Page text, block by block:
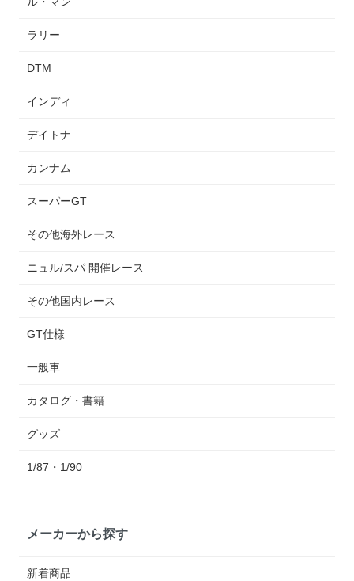
ラリー
DTM
インディ
デイトナ
カンナム
スーパーGT
その他海外レース
ニュル/スパ 開催レース
その他国内レース
GT仕様
一般車
カタログ・書籍
グッズ
1/87・1/90
メーカーから探す
新着商品